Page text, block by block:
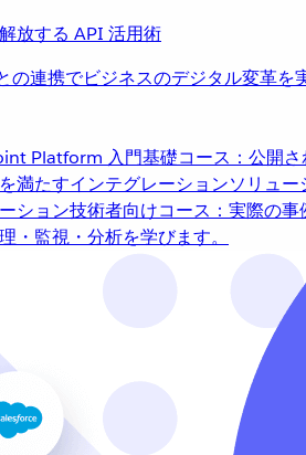
放する API 活用術
連携でビジネスのデジタル変革を
Platform 入門基礎コース：公開
満たすインテグレーションソリュー
ション技術者向けコース：実際の事
・監視・分析を学びます。